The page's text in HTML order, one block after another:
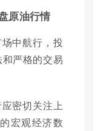
原油行情
中航行，投
严格的交易
密切关注上
宏观经济数